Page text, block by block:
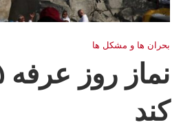
بحران ها و مشكل ها
کند